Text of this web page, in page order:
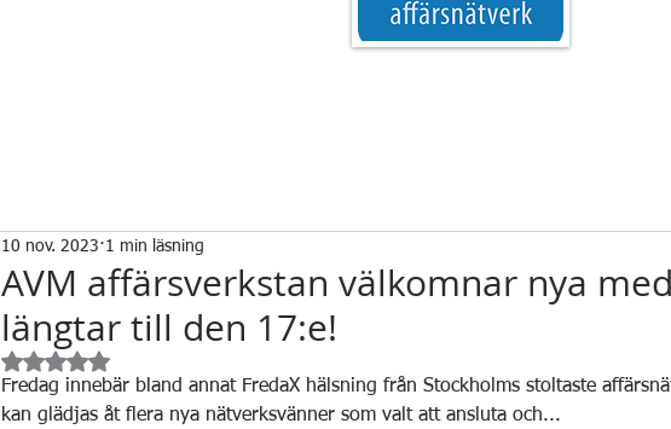
AVM affärsverkstan välkomnar nya
längtar till den 17:e!
10 nov. 2023 1 min läsning
Betygsatt till NaN av 5 stjärnor.
Fredag innebär bland annat FredaX hälsning från Stockholms stoltaste
kan glädjas åt flera nya nätverksvänner som valt att ansluta och...